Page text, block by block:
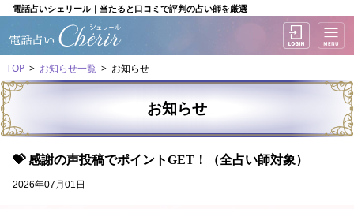
電話占いシェリール｜当たると口コミで評判の占い師を厳選
TOP お知らせ一覧 お知らせ
お知らせ
💝 感謝の声投稿でポイントGET！（全占い師対象）
2026年07月01日